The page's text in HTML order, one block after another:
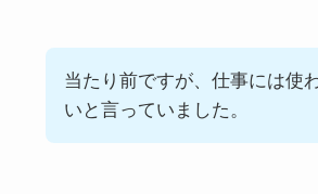
当たり前ですが、仕事には使
いと言っていました。